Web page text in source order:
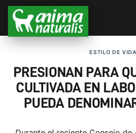
ESTILO DE VIDA
PRESIONAN PARA
CULTIVADA EN
PUEDA